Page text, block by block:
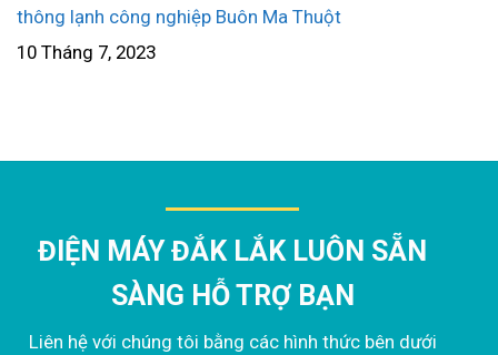
thông lạnh công nghiệp Buôn Ma Thuột
10 Tháng 7, 2023
ĐIỆN MÁY ĐẮK LẮK LUÔN SẴN
SÀNG HỖ TRỢ BẠN
Liên hệ với chúng tôi bằng các hình thức bên dưới